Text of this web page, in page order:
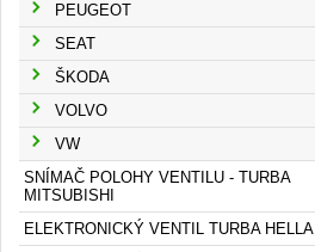
PEUGEOT
SEAT
ŠKODA
VOLVO
VW
SNÍMAČ POLOHY VENTILU - TURBA
MITSUBISHI
ELEKTRONICKÝ VENTIL TURBA HELLA